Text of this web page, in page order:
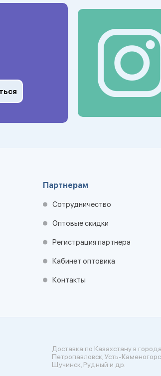
Партнерам
Сотрудничество
Оптовые скидки
Регистрация партнера
Кабинет оптовика
Контакты
Доставка по Казахстану в
Петропавловск, Усть-
Щучинск, Рудный и др.